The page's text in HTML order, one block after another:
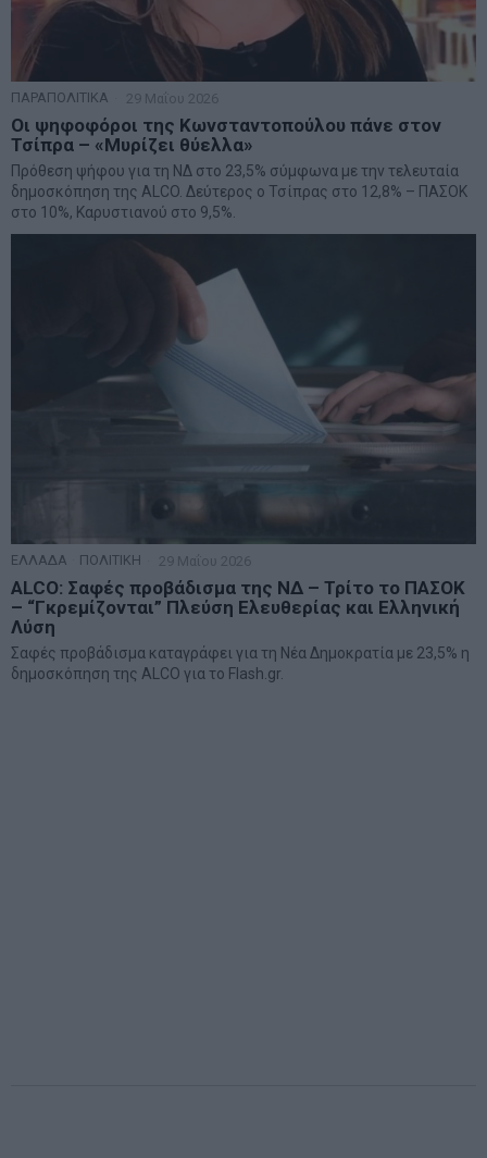
ΠΑΡΑΠΟΛΙΤΙΚΑ 29 Μαΐου 2026
Οι ψηφοφόροι της Κωνσταντοπούλου πάνε στον
Τσίπρα – «Μυρίζει θύελλα»
Πρόθεση ψήφου για τη ΝΔ στο 23,5% σύμφωνα με την τελευταία
δημοσκόπηση της ALCO. Δεύτερος ο Τσίπρας στο 12,8% – ΠΑΣΟΚ
στο 10%, Καρυστιανού στο 9,5%.
ΕΛΛΑΔΑ ΠΟΛΙΤΙΚΗ 29 Μαΐου 2026
ALCO: Σαφές προβάδισμα της ΝΔ – Τρίτο το ΠΑΣΟΚ
– “Γκρεμίζονται” Πλεύση Ελευθερίας και Ελληνική
Λύση
Σαφές προβάδισμα καταγράφει για τη Νέα Δημοκρατία με 23,5% η
δημοσκόπηση της ALCO για το Flash.gr.